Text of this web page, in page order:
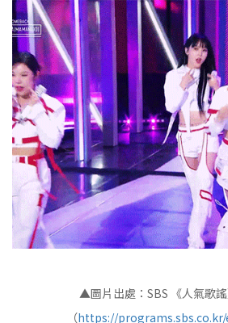
▲圖片出處：SBS 《人氣歌
（https://